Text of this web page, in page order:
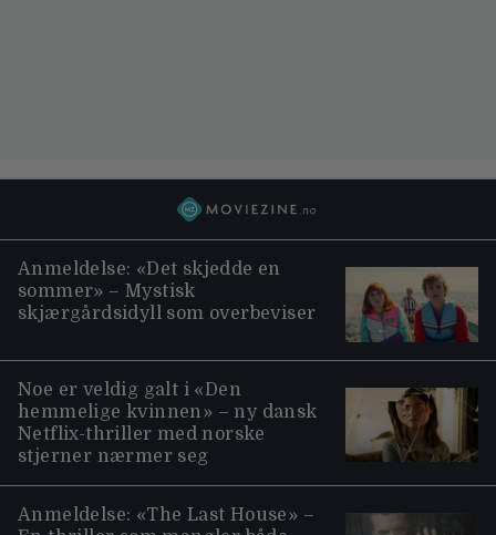
Anmeldelse: «Det skjedde en
sommer» – Mystisk
skjærgårdsidyll som overbeviser
Noe er veldig galt i «Den
hemmelige kvinnen» – ny dansk
Netflix-thriller med norske
stjerner nærmer seg
Anmeldelse: «The Last House» –